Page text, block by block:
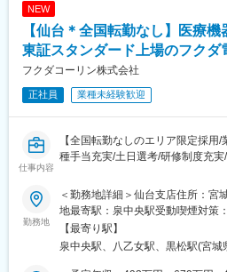
・回収業務：患者が機器を離脱し
利用者様のご家庭に直接訪問する
また、安全意識と責任感を持ち、
■育成体制
・入社時の導入研修や、1年程度
・お客様のご家庭訪問時には先輩
め、安心して挑戦できる環境です。
■同社の魅力：
NEW
【仙台＊全国転勤なし】医療
東証スタンダード上場のフクダ
フクダコーリン株式会社
正社員 業種未経験歓迎
仕事内容
【全国転勤なしのエリア限定採用
種手当充実/土日選考/研修制度充
■業務概要：
東証スタンダード市場に上場して
ープ企業である当社にて、医療機
きます。ドクターや代理店との密
な関係構築を重要視する営業スタ
勤務地
＜勤務地詳細＞仙台支店住所：宮
地最寄駅：泉中央駅受動喫煙対策
社の定める事業所（リモートワー
【最寄り駅】
泉中央駅、八乙女駅、黒松駅(宮城